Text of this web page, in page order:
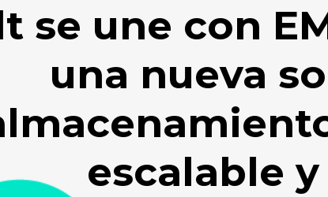
se une con
una nueva
escalable